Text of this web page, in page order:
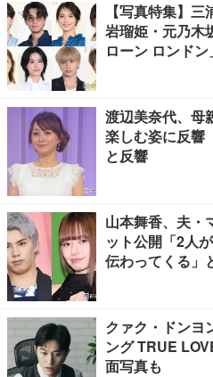
【写真特集】
岩瑠姫・元乃木
ローン ロンド
渡辺美奈代、母
楽しむ姿に反響
と反響
山本舞香、夫・
ット公開「2人
伝わってくる」
クァク・ドンヨ
ング TRUE
面写真も